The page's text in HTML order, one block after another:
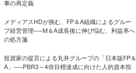
事の再定義
メディアスHDが挑む、FP＆A組織によるグルー
プ経営管理──M＆A成長後に伸び悩む、利益率へ
の処方箋
投資家の提言による丸井グループの「日本版FP＆
A」──PBR3～4倍目標達成に向けた人的資本投